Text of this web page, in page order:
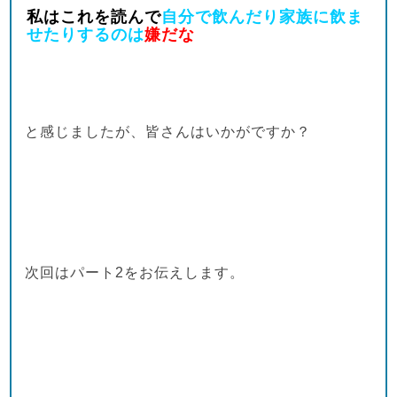
私はこれを読んで自分で飲んだり家族に飲ま
せたりするのは嫌だな
と感じましたが、皆さんはいかがですか？
次回はパート2をお伝えします。